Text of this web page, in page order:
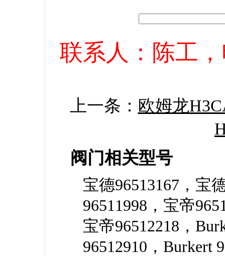
联系人：陈工，
上一条： 欧姆龙
阀门相关型号
宝德96513167，宝
96511998，宝帝
宝帝96512218，
96512910，Burkert